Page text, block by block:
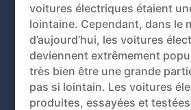
voitures électriques étaient
lointaine. Cependant, dans le
d’aujourd’hui, les voitures
deviennent extrêmement
très bien être une grande
pas si lointain. Les voitures
produites, essayées et